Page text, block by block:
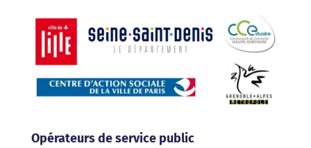
Opérateurs de service public